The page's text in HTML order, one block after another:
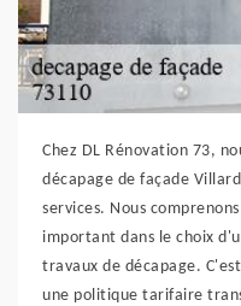
Chez DL Rénovation 73,
décapage de façade
services. Nous
important dans le choix
travaux de décapage.
une politique tarifaire